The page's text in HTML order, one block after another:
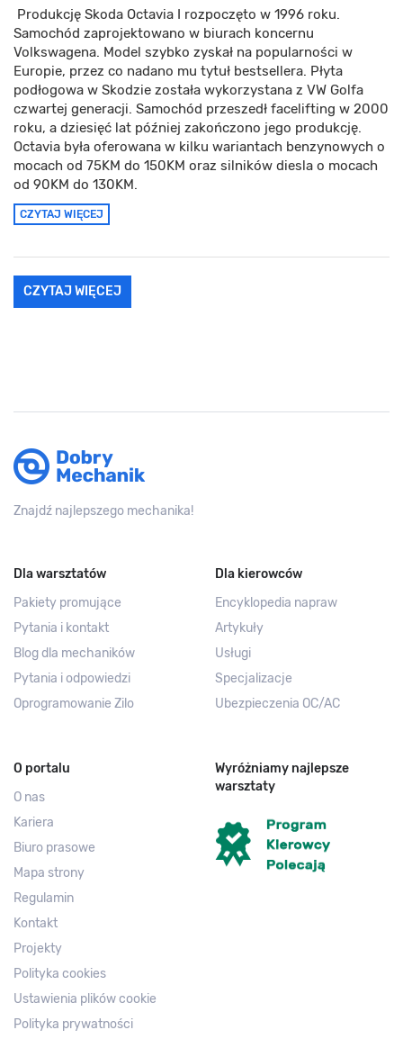
Produkcję Skoda Octavia I rozpoczęto w 1996 roku.
Samochód zaprojektowano w biurach koncernu
Volkswagena. Model szybko zyskał na popularności w
Europie, przez co nadano mu tytuł bestsellera. Płyta
podłogowa w Skodzie została wykorzystana z VW Golfa
czwartej generacji. Samochód przeszedł facelifting w 2000
roku, a dziesięć lat później zakończono jego produkcję.
Octavia była oferowana w kilku wariantach benzynowych o
mocach od 75KM do 150KM oraz silników diesla o mocach
od 90KM do 130KM.
CZYTAJ WIĘCEJ
CZYTAJ WIĘCEJ
Znajdź najlepszego mechanika!
Dla warsztatów
Pakiety promujące
Pytania i kontakt
Blog dla mechaników
Pytania i odpowiedzi
Oprogramowanie Zilo
Dla kierowców
Encyklopedia napraw
Artykuły
Usługi
Specjalizacje
Ubezpieczenia OC/AC
O portalu
O nas
Kariera
Biuro prasowe
Mapa strony
Regulamin
Kontakt
Projekty
Polityka cookies
Ustawienia plików cookie
Polityka prywatności
Wyróżniamy najlepsze
warsztaty